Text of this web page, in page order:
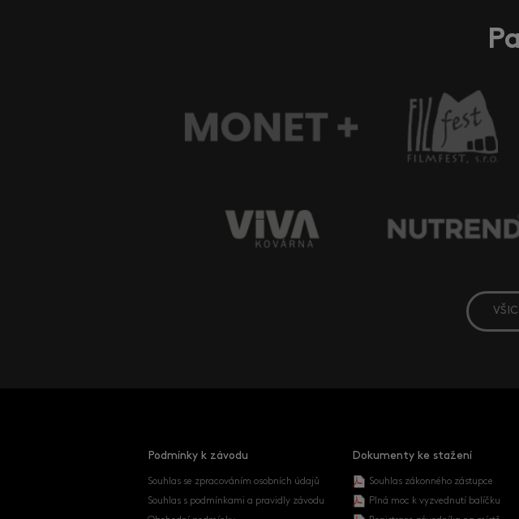
Podmínky k závodu
Souhlas se zpracováním osobních údajů
Souhlas s podmínkami a pravidly závodu
Dokumenty ke stažení
Souhlas zákonného zástupce
Plná moc k vyzvednutí balíčku